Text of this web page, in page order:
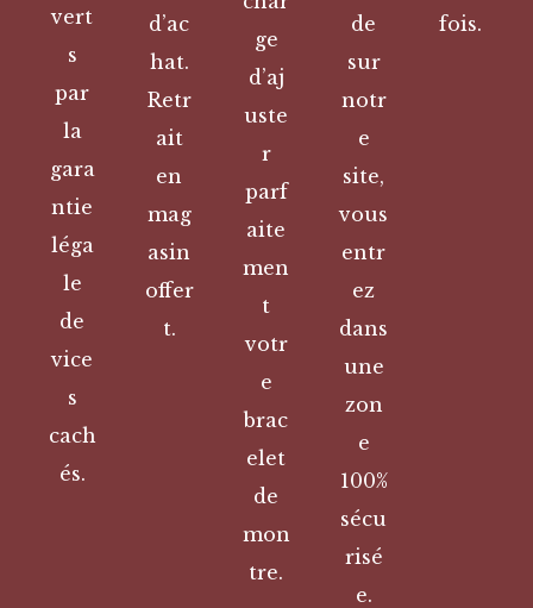
vert
s
par
la
gara
ntie
léga
le
de
vice
s
cach
és.
d’ac
hat.
Retr
ait
en
mag
asin
offer
t.
ge
d’aj
uste
r
parf
aite
men
t
votr
e
brac
elet
de
mon
tre.
de
sur
notr
e
site,
vous
entr
ez
dans
une
zon
e
100%
sécu
risé
e.
fois.